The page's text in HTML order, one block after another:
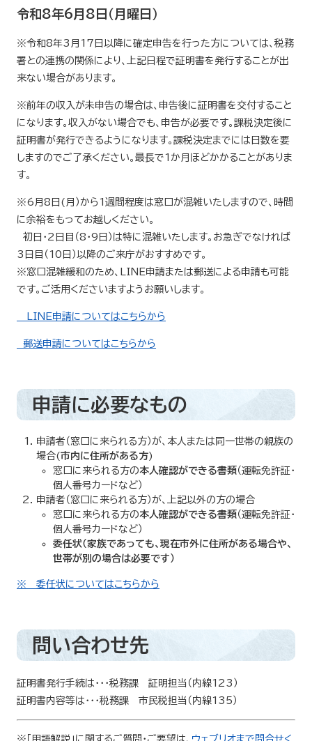
令和8年6月8日（月曜日）
※令和8年3月17日以降に確定申告を行った方については、税務
署との連携の関係により、上記日程で証明書を発行することが出
来ない場合があります。
※前年の収入が未申告の場合は、申告後に証明書を交付すること
になります。収入がない場合でも、申告が必要です。課税決定後に
証明書が発行できるようになります。課税決定までには日数を要
しますのでご了承ください。最長で1か月ほどかかることがありま
す。
※6月8日(月）から1週間程度は窓口が混雑いたしますので、時間
に余裕をもってお越しください。
初日・2日目（8・9日）は特に混雑いたします。お急ぎでなければ
3日目（10日）以降のご来庁がおすすめです。
※窓口混雑緩和のため、LINE申請または郵送による申請も可能
です。ご活用くださいますようお願いします。
LINE申請についてはこちらから
郵送申請についてはこちらから
申請に必要なもの
申請者（窓口に来られる方）が、本人または同一世帯の親族の
場合(市内に住所がある方)
窓口に来られる方の本人確認ができる書類 （運転免許証・
個人番号カードなど）
申請者（窓口に来られる方）が、上記以外の方の場合
窓口に来られる方の本人確認ができる書類 （運転免許証・
個人番号カードなど）
委任状（家族であっても、現在市外に住所がある場合や、
世帯が別の場合は必要です）
※ 委任状についてはこちらから
問い合わせ先
証明書発行手続は・・・税務課 証明担当（内線123）
証明書内容等は・・・税務課 市民税担当（内線135）